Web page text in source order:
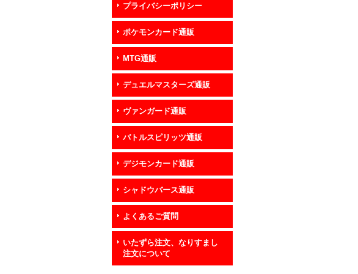
プライバシーポリシー
ポケモンカード通販
MTG通販
デュエルマスターズ通販
ヴァンガード通販
バトルスピリッツ通販
デジモンカード通販
シャドウバース通販
よくあるご質問
いたずら注文、なりすまし
注文について